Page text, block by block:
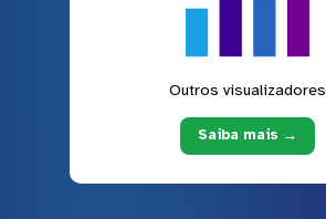
Outros visualizadores
Saiba mais →